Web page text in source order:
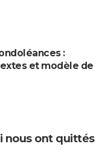
:
et modèle de
nous ont quittés